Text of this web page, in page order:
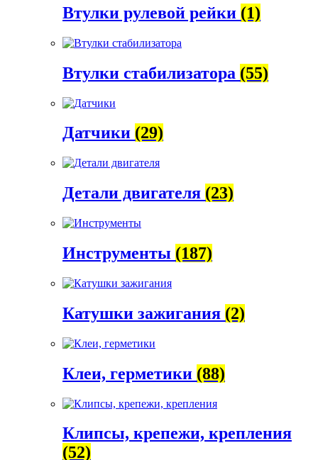
Втулки рулевой рейки (1)
Втулки стабилизатора (55)
Датчики (29)
Детали двигателя (23)
Инструменты (187)
Катушки зажигания (2)
Клеи, герметики (88)
Клипсы, крепежи, крепления
(52)